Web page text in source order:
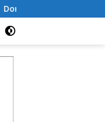
53, SWI Bener Meriah